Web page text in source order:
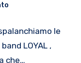
le
LOYAL ,
che…